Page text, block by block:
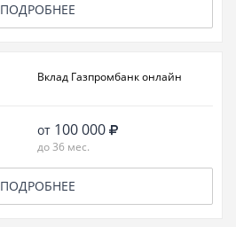
ПОДРОБНЕЕ
Вклад Газпромбанк онлайн
от 100 000
до 36 мес.
ПОДРОБНЕЕ